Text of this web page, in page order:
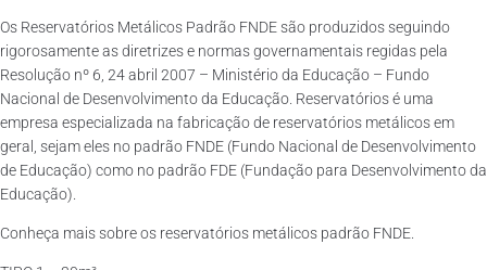
Os Reservatórios Metálicos Padrão FNDE são produzidos seguindo
rigorosamente as diretrizes e normas governamentais regidas pela
Resolução nº 6, 24 abril 2007 – Ministério da Educação – Fundo
Nacional de Desenvolvimento da Educação. Reservatórios é uma
empresa especializada na fabricação de reservatórios metálicos em
geral, sejam eles no padrão FNDE (Fundo Nacional de Desenvolvimento
de Educação) como no padrão FDE (Fundação para Desenvolvimento da
Educação).
Conheça mais sobre os reservatórios metálicos padrão FNDE.